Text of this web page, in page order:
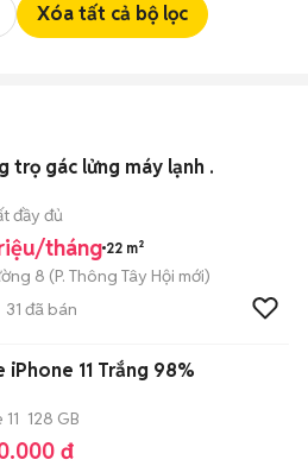
Xóa tất cả bộ lọc
trọ gác lửng máy lạnh .
đầy đủ
tháng 22 m²
8 (P. Thông Tây Hội mới)
31 đã bán
iPhone 11 Trắng 98%
128 GB
đ